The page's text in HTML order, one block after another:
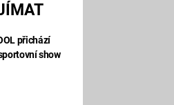
přichází
show